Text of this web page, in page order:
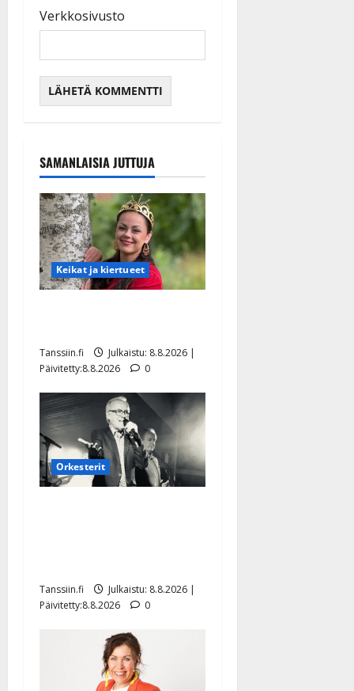
Verkkosivusto
SAMANLAISIA JUTTUJA
Keikat ja kiertueet
Tanssiin.fi
Julkaistu: 8.8.2026 |
Päivitetty:8.8.2026
0
Orkesterit
Tanssiin.fi
Julkaistu: 8.8.2026 |
Päivitetty:8.8.2026
0